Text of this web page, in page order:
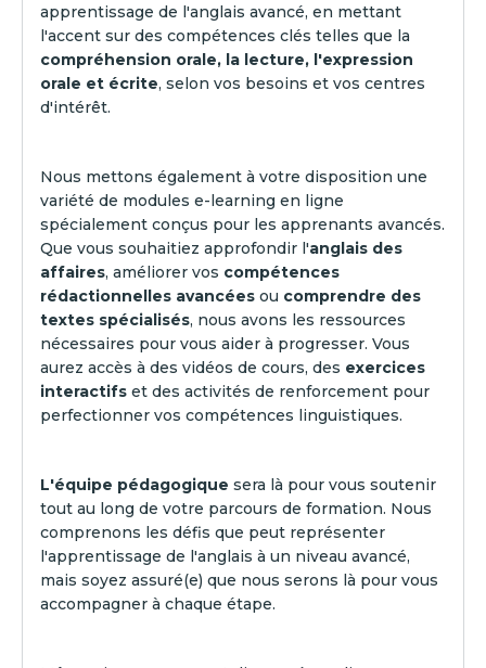
apprentissage de l'anglais avancé, en mettant
l'accent sur des compétences clés telles que la
compréhension orale, la lecture, l'expression
orale et écrite, selon vos besoins et vos centres
d'intérêt.
Nous mettons également à votre disposition une
variété de modules e-learning en ligne
spécialement conçus pour les apprenants avancés.
Que vous souhaitiez approfondir l'anglais des
affaires, améliorer vos compétences
rédactionnelles avancées ou comprendre des
textes spécialisés, nous avons les ressources
nécessaires pour vous aider à progresser. Vous
aurez accès à des vidéos de cours, des exercices
interactifs et des activités de renforcement pour
perfectionner vos compétences linguistiques.
L'équipe pédagogique sera là pour vous soutenir
tout au long de votre parcours de formation. Nous
comprenons les défis que peut représenter
l'apprentissage de l'anglais à un niveau avancé,
mais soyez assuré(e) que nous serons là pour vous
accompagner à chaque étape.